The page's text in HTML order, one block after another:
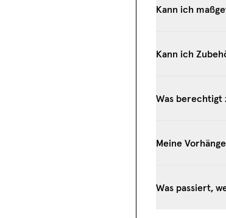
Kann ich
Kann ich
Was berechtigt
Meine
Was passiert,